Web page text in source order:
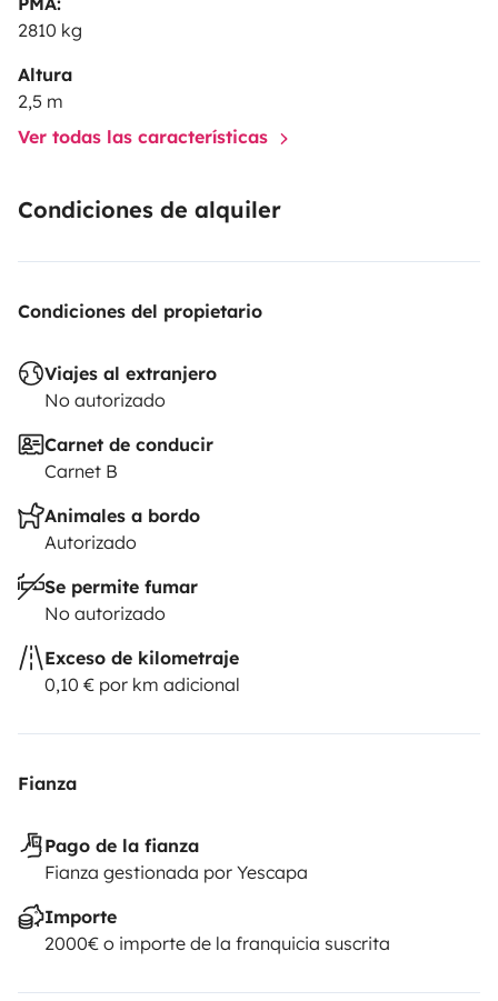
2810 kg
Altura
2,5 m
Ver todas las características
Condiciones de alquiler
Condiciones del propietario
Viajes al extranjero
No autorizado
Carnet de conducir
Carnet B
Animales a bordo
Autorizado
Se permite fumar
No autorizado
Exceso de kilometraje
0,10 € por km adicional
Fianza
Pago de la fianza
Fianza gestionada por Yescapa
Importe
2000€ o importe de la franquicia suscrita